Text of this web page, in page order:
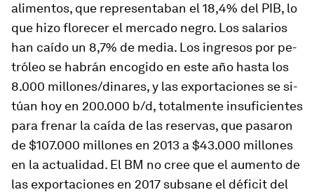
ali­men­tos, que re­pre­sen­taban el 18,4% del PIB, lo
que hizo flo­recer el mer­cado ne­gro. Los sa­la­rios
han caído un 8,7% de me­dia. Los in­gresos por pe­
tróleo se ha­brán en­co­gido en este año hasta los
8.000 mi­llo­ne­s/­di­na­res, y las ex­por­ta­ciones se si­
túan hoy en 200.000 b/d, to­tal­mente in­su­fi­cientes
para frenar la caída de las re­ser­vas, que pa­saron
de $107.000 mi­llones en 2013 a $43.000 mi­llones
en la ac­tua­li­dad. El BM no cree que el au­mento de
las ex­por­ta­ciones en 2017 sub­sane el dé­ficit del